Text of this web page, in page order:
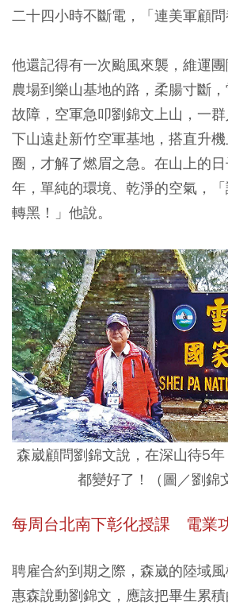
二十四小時不斷電，「連美軍顧問
他還記得有一次颱風來襲，維運
農場到樂山基地的路，柔腸寸斷
故障，空軍急叩劉錦文上山，一群
下山遠赴新竹空軍基地，搭直升
圈，才解了燃眉之急。在山上的
年，單純的環境、乾淨的空氣，
轉黑！」他說。
森崴顧問劉錦文說，在深山待5
都變好了！（圖／劉錦
每周台北南下彰化授課 電業
聘雇合約到期之際，森崴的陸域
惠森說動劉錦文，應該把畢生累